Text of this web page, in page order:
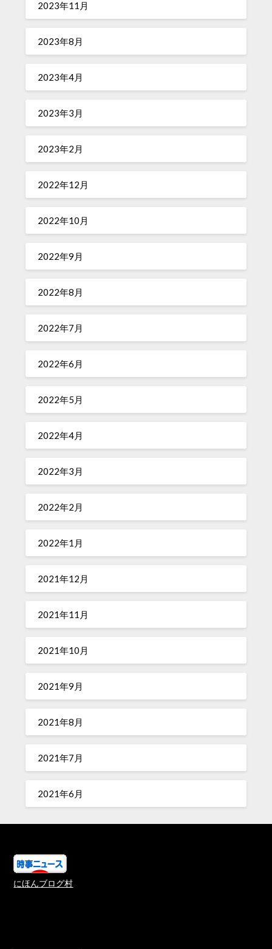
2023年11月
2023年8月
2023年4月
2023年3月
2023年2月
2022年12月
2022年10月
2022年9月
2022年8月
2022年7月
2022年6月
2022年5月
2022年4月
2022年3月
2022年2月
2022年1月
2021年12月
2021年11月
2021年10月
2021年9月
2021年8月
2021年7月
2021年6月
にほんブログ村